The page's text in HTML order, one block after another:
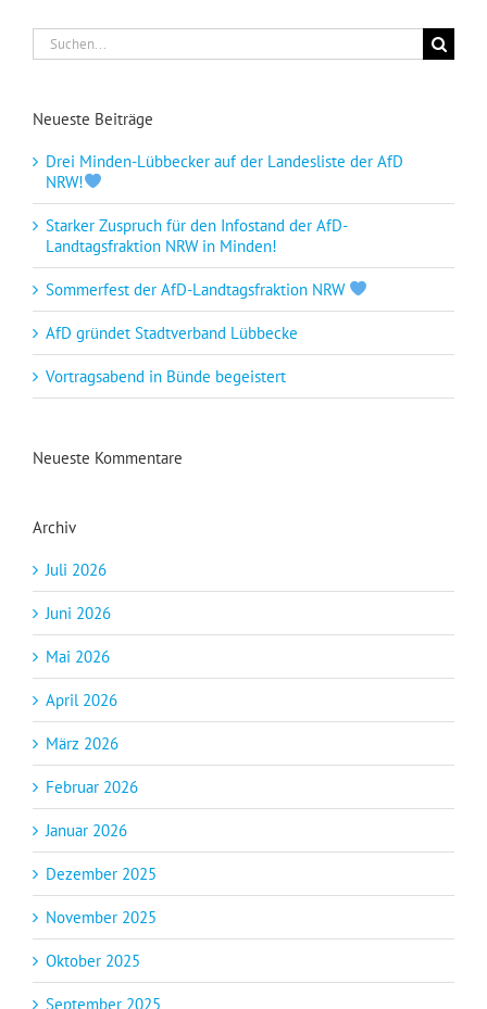
Suche
nach:
Neueste Beiträge
Drei Minden-Lübbecker auf der Landesliste der AfD
NRW!
Starker Zuspruch für den Infostand der AfD-
Landtagsfraktion NRW in Minden!
Sommerfest der AfD-Landtagsfraktion NRW
AfD gründet Stadtverband Lübbecke
Vortragsabend in Bünde begeistert
Neueste Kommentare
Archiv
Juli 2026
Juni 2026
Mai 2026
April 2026
März 2026
Februar 2026
Januar 2026
Dezember 2025
November 2025
Oktober 2025
September 2025